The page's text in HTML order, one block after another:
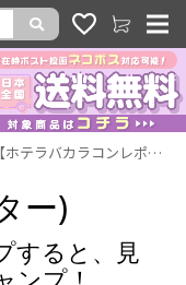
お出かけ先別！GWおすすめカラコン【ホテラバカラコンレポLIVE】
ー)
すると、見